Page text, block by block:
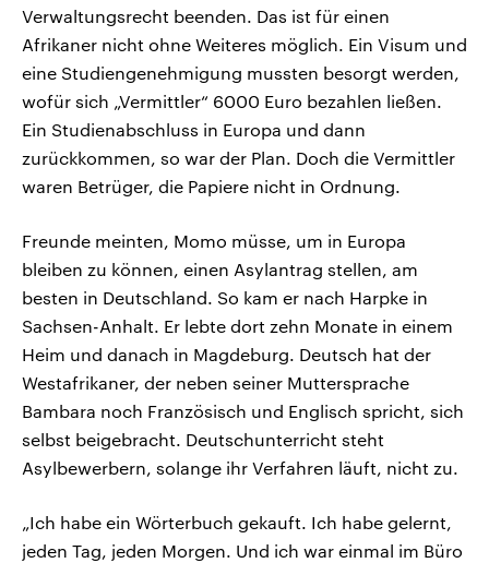
Verwaltungsrecht beenden. Das ist für einen
Afrikaner nicht ohne Weiteres möglich. Ein Visum und
eine Studiengenehmigung mussten besorgt werden,
wofür sich „Vermittler“ 6000 Euro bezahlen ließen.
Ein Studienabschluss in Europa und dann
zurückkommen, so war der Plan. Doch die Vermittler
waren Betrüger, die Papiere nicht in Ordnung.
Freunde meinten, Momo müsse, um in Europa
bleiben zu können, einen Asylantrag stellen, am
besten in Deutschland. So kam er nach Harpke in
Sachsen-Anhalt. Er lebte dort zehn Monate in einem
Heim und danach in Magdeburg. Deutsch hat der
Westafrikaner, der neben seiner Muttersprache
Bambara noch Französisch und Englisch spricht, sich
selbst beigebracht. Deutschunterricht steht
Asylbewerbern, solange ihr Verfahren läuft, nicht zu.
„Ich habe ein Wörterbuch gekauft. Ich habe gelernt,
jeden Tag, jeden Morgen. Und ich war einmal im Büro